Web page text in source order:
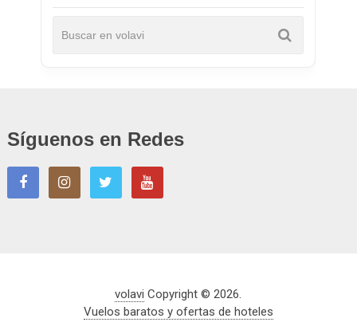
Síguenos en Redes
volavi Copyright © 2026.
Vuelos baratos y ofertas de hoteles